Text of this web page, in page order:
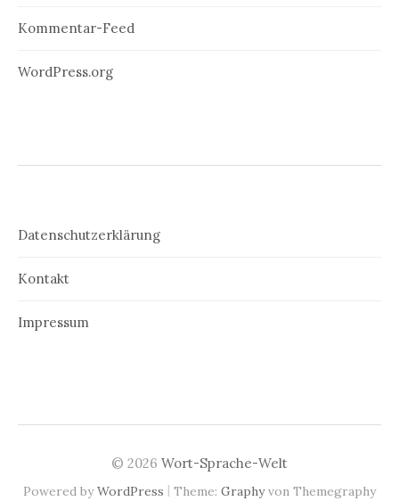
Kommentar-Feed
WordPress.org
Datenschutzerklärung
Kontakt
Impressum
© 2026 Wort-Sprache-Welt
Powered byWordPress | Theme: Graphyvon Themegraphy